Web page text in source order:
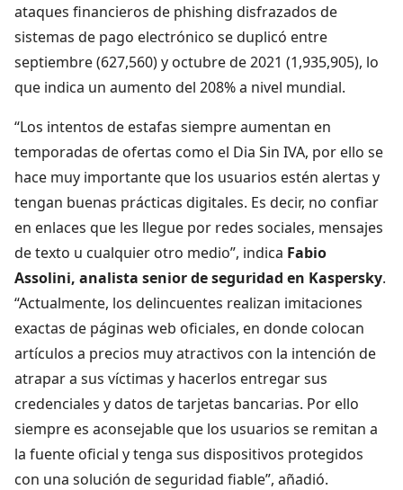
ataques financieros de phishing disfrazados de
sistemas de pago electrónico se duplicó entre
septiembre (627,560) y octubre de 2021 (1,935,905), lo
que indica un aumento del 208% a nivel mundial.
“Los intentos de estafas siempre aumentan en
temporadas de ofertas como el Dia Sin IVA, por ello se
hace muy importante que los usuarios estén alertas y
tengan buenas prácticas digitales. Es decir, no confiar
en enlaces que les llegue por redes sociales, mensajes
de texto u cualquier otro medio”, indica Fabio
Assolini, analista senior de seguridad en Kaspersky.
“Actualmente, los delincuentes realizan imitaciones
exactas de páginas web oficiales, en donde colocan
artículos a precios muy atractivos con la intención de
atrapar a sus víctimas y hacerlos entregar sus
credenciales y datos de tarjetas bancarias. Por ello
siempre es aconsejable que los usuarios se remitan a
la fuente oficial y tenga sus dispositivos protegidos
con una solución de seguridad fiable”, añadió.